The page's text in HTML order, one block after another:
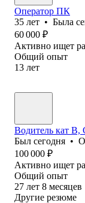
Оператор ПК
35 лет • Была
60 000 ₽
Активно ищет
Общий опыт
13 лет
Водитель кат
Был сегодня •
100 000 ₽
Активно ищет
Общий опыт
27 лет 8 месяцев
Другие резюме